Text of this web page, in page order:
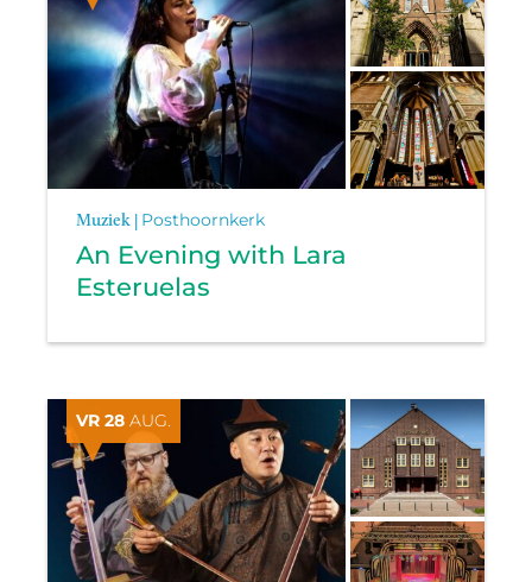
Muziek | Posthoornkerk
An Evening with Lara
Esteruelas
VR 28 AUG.